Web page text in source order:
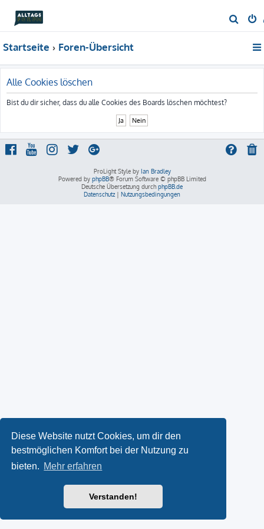
Diese Website nutzt Cookies, um dir den
bestmöglichen Komfort bei der Nutzung zu
bieten. Mehr erfahren
Verstanden!
u
Startseite Foren-Übersicht
Alle Cookies löschen
Bist du dir sicher, dass du alle Cookies des Boards löschen möchtest?
ProLight Style by Ian Bradley
Powered by phpBB® Forum Software © phpBB Limited
Deutsche Übersetzung durch phpBB.de
Datenschutz | Nutzungsbedingungen